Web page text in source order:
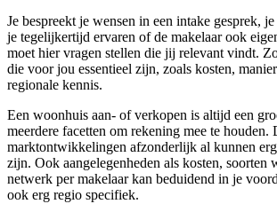
Je bespreekt je wensen in een intake gesprek,
je tegelijkertijd ervaren of de makelaar ook
moet hier vragen stellen die jij relevant vindt.
die voor jou essentieel zijn, zoals kosten,
regionale kennis.
Een woonhuis aan- of verkopen is altijd een
meerdere facetten om rekening mee te houden.
marktontwikkelingen afzonderlijk al kunnen
zijn. Ook aangelegenheden als kosten, soorten
netwerk per makelaar kan beduidend in je
ook erg regio specifiek.